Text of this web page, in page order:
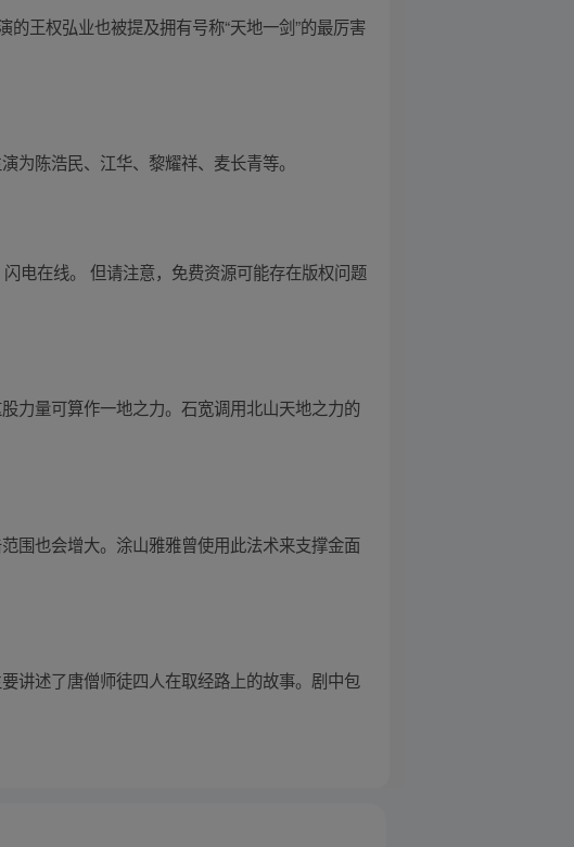
王权弘业也被提及拥有号称“天地一剑”的最厉害
为陈浩民、江华、黎耀祥、麦长青等。
电在线。 但请注意，免费资源可能存在版权问题
力量可算作一地之力。石宽调用北山天地之力的
围也会增大。涂山雅雅曾使用此法术来支撑金面
讲述了唐僧师徒四人在取经路上的故事。剧中包